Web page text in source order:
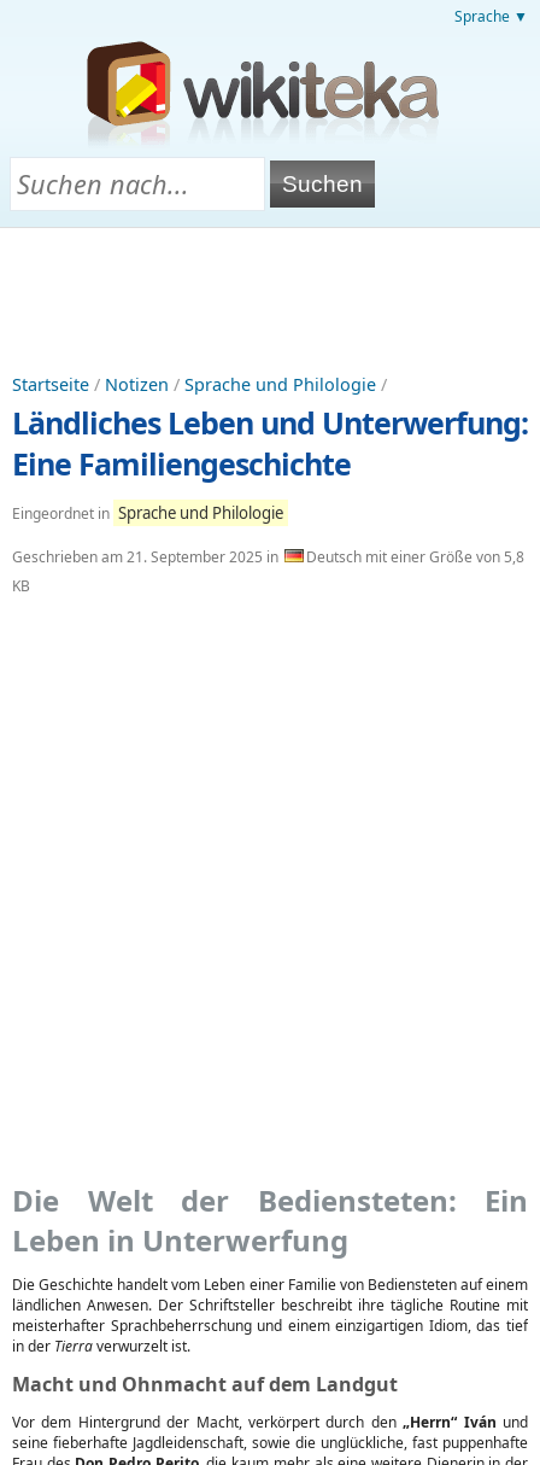
Sprache ▼
Startseite / Notizen / Sprache und Philologie /
Ländliches Leben und Unterwerfung:
Eine Familiengeschichte
Eingeordnet in Sprache und Philologie
Geschrieben am21. September 2025 in
Deutsch mit einer Größe von 5,8
KB
Die Welt der Bediensteten: Ein
Leben in Unterwerfung
Die Geschichte handelt vom Leben einer Familie von Bediensteten auf einem
ländlichen Anwesen. Der Schriftsteller beschreibt ihre tägliche Routine mit
meisterhafter Sprachbeherrschung und einem einzigartigen Idiom, das tief
in der Tierraverwurzelt ist.
Macht und Ohnmacht auf dem Landgut
Vor dem Hintergrund der Macht, verkörpert durch den„Herrn“ Iván und
seine fieberhafte Jagdleidenschaft, sowie die unglückliche, fast puppenhafte